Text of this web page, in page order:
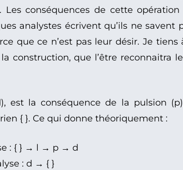
Les conséquences de cette
analystes écrivent qu’ils ne
que ce n’est pas leur désir. Je
construction, que l’être reconnaitra
est la conséquence de la pulsion
{ }. Ce qui donne théoriquement :
: { } → l → p → d
: d → { }